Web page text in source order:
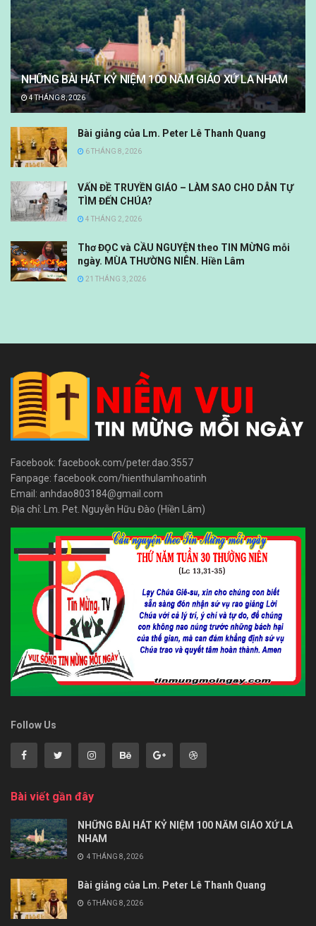
NHỮNG BÀI HÁT KỶ NIỆM 100 NĂM GIÁO XỨ LA NHAM
4 THÁNG 8, 2026
Bài giảng của Lm. Peter Lê Thanh Quang
6 THÁNG 8, 2026
VẤN ĐỀ TRUYỀN GIÁO – LÀM SAO CHO DÂN TỰ
TÌM ĐẾN CHÚA?
4 THÁNG 2, 2026
Thơ ĐỌC và CẦU NGUYỆN theo TIN MỪNG mỗi
ngày. MÙA THƯỜNG NIÊN. Hiền Lâm
21 THÁNG 3, 2026
Facebook: facebook.com/peter.dao.3557
Fanpage: facebook.com/hienthulamhoatinh
Email: anhdao803184@gmail.com
Địa chỉ: Lm. Pet. Nguyễn Hữu Đào (Hiền Lâm)
Follow Us
Bài viết gần đây
NHỮNG BÀI HÁT KỶ NIỆM 100 NĂM GIÁO XỨ LA
NHAM
4 THÁNG 8, 2026
Bài giảng của Lm. Peter Lê Thanh Quang
6 THÁNG 8, 2026